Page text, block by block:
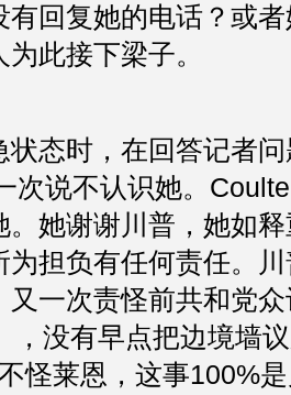
有回复她的电话？或
此接下梁子。
状态时，在回答记者
次说不认识她。
。她谢谢川普，她如
为担负有任何责任。
又一次责怪前共和党
，没有早点把边境墙
怪莱恩，这事100%